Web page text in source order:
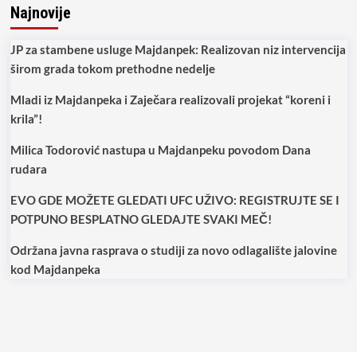
Najnovije
JP za stambene usluge Majdanpek: Realizovan niz intervencija
širom grada tokom prethodne nedelje
Mladi iz Majdanpeka i Zaječara realizovali projekat “koreni i
krila”!
Milica Todorović nastupa u Majdanpeku povodom Dana
rudara
EVO GDE MOŽETE GLEDATI UFC UŽIVO: REGISTRUJTE SE I
POTPUNO BESPLATNO GLEDAJTE SVAKI MEČ!
Održana javna rasprava o studiji za novo odlagalište jalovine
kod Majdanpeka